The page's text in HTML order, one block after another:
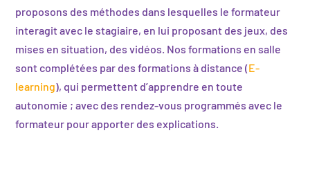
proposons des méthodes dans lesquelles le formateur
interagit avec le stagiaire, en lui proposant des jeux, des
mises en situation, des vidéos. Nos formations en salle
sont complétées par des formations à distance (E-
learning), qui permettent d’apprendre en toute
autonomie ; avec des rendez-vous programmés avec le
formateur pour apporter des explications.